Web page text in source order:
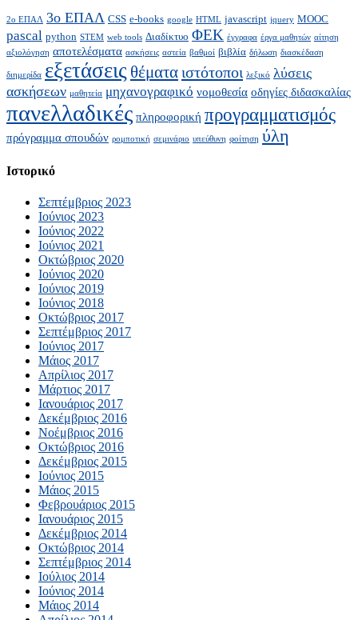
2ο ΕΠΑΛ 3ο ΕΠΑΛ CSS e-books google HTML javascript jquery MOOC
pascal python STEM web tools Διαδίκτυο ΦΕΚ έγγραφα έργα μαθητών αίτηση
αξιολόγηση αποτελέσματα ασκήσεις αστεία βαθμοί βιβλία δήλωση διασκέδαση
διημερίδα εξετάσεις θέματαιστότοποι λεξικό λύσεις
ασκήσεων μαθητεία μηχανογραφικό νομοθεσία οδηγίες διδασκαλίας
πανελλαδικές πληροφορική προγραμματισμός
πρόγραμμα σπουδών ρομποτική σεμινάριο υπεύθυνη φοίτηση ύλη
Ιστορικό
Σεπτέμβριος 2023
Ιούνιος 2023
Ιούνιος 2022
Ιούνιος 2021
Οκτώβριος 2020
Ιούνιος 2020
Ιούνιος 2019
Ιούνιος 2018
Οκτώβριος 2017
Σεπτέμβριος 2017
Ιούνιος 2017
Μάιος 2017
Απρίλιος 2017
Μάρτιος 2017
Ιανουάριος 2017
Δεκέμβριος 2016
Νοέμβριος 2016
Οκτώβριος 2016
Δεκέμβριος 2015
Ιούνιος 2015
Μάιος 2015
Φεβρουάριος 2015
Ιανουάριος 2015
Δεκέμβριος 2014
Οκτώβριος 2014
Σεπτέμβριος 2014
Ιούλιος 2014
Ιούνιος 2014
Μάιος 2014